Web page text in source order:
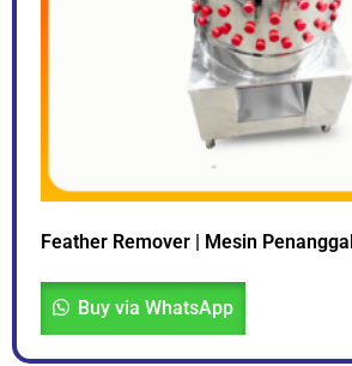
Feather Remover | Mesin
Buy via WhatsApp